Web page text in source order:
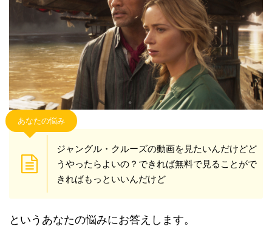
あなたの悩み
ジャングル・クルーズの動画を見たいんだけどど
うやったらよいの？できれば無料で見ることがで
きればもっといいんだけど
というあなたの悩みにお答えします。